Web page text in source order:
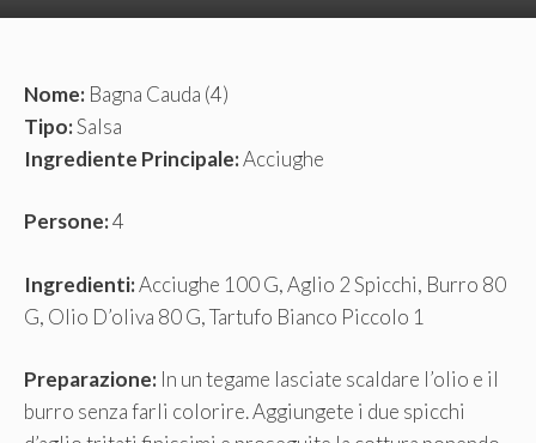
Nome: Bagna Cauda (4)
Tipo:Salsa
Ingrediente Principale:Acciughe
Persone:4
Ingredienti:Acciughe 100 G, Aglio 2 Spicchi, Burro 80
G, Olio D’oliva 80 G, Tartufo Bianco Piccolo 1
Preparazione: In un tegame lasciate scaldare l’olio e il
burro senza farli colorire. Aggiungete i due spicchi